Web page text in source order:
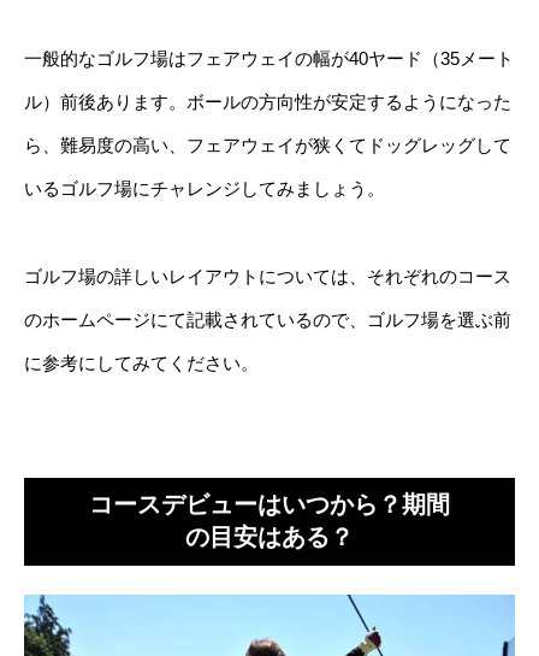
一般的なゴルフ場はフェアウェイの幅が40ヤード（35メート
ル）前後あります。ボールの方向性が安定するようになった
ら、難易度の高い、フェアウェイが狭くてドッグレッグして
いるゴルフ場にチャレンジしてみましょう。
ゴルフ場の詳しいレイアウトについては、それぞれのコース
のホームページにて記載されているので、ゴルフ場を選ぶ前
に参考にしてみてください。
コースデビューはいつから？期間
の目安はある？